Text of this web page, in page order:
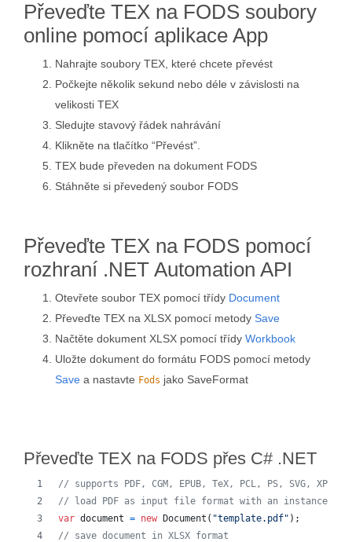
Převeďte TEX na FODS soubory
online pomocí aplikace App
Nahrajte soubory TEX, které chcete převést
Počkejte několik sekund nebo déle v závislosti na
velikosti TEX
Sledujte stavový řádek nahrávání
Klikněte na tlačítko “Převést”.
TEX bude převeden na dokument FODS
Stáhněte si převedený soubor FODS
Převeďte TEX na FODS pomocí
rozhraní .NET Automation API
Otevřete soubor TEX pomocí třídy Document
Převeďte TEX na XLSX pomocí metody Save
Načtěte dokument XLSX pomocí třídy Workbook
Uložte dokument do formátu FODS pomocí metody
Save a nastavte Fods jako SaveFormat
Převeďte TEX na FODS přes C# .NET
// supports PDF, CGM, EPUB, TeX, PCL, PS, SVG, XPS,
// load PDF as input file format with an instance of
var document = new Document ( "template.pdf" ) ;
// save document in XLSX format